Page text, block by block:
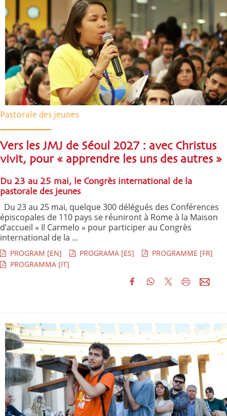
Pastorale des jeunes
Vers les JMJ de Séoul 2027 : avec Christus
vivit, pour « apprendre les uns des autres »
Du 23 au 25 mai, le Congrès international de la
pastorale des jeunes
Du 23 au 25 mai, quelque 300 délégués des Conférences
épiscopales de 110 pays se réuniront à Rome à la Maison
d’accueil « Il Carmelo » pour participer au Congrès
international de la ...
PROGRAM [EN] PROGRAMA [ES]
PROGRAMME [FR]
PROGRAMMA [IT]